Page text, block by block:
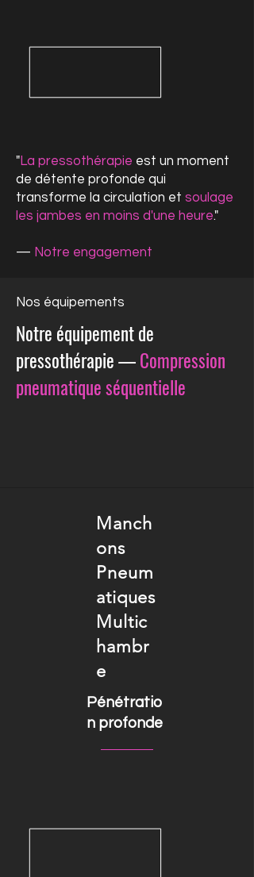
"La pressothérapie est un moment
de détente profonde qui
transforme la circulation et soulage
les jambes en moins d'une heure."
— Notre engagement
Nos équipements
Notre équipement de
pressothérapie —Compression
pneumatique séquentielle
Manch
ons
Pneum
atiques
Multic
hambr
e
Pénétratio
n profonde